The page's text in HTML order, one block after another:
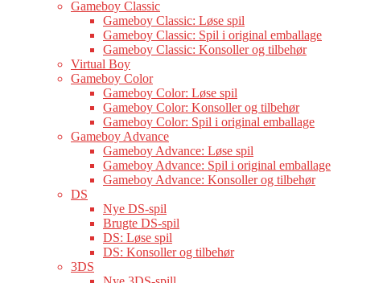
Gameboy Classic
Gameboy Classic: Løse spil
Gameboy Classic: Spil i original emballage
Gameboy Classic: Konsoller og tilbehør
Virtual Boy
Gameboy Color
Gameboy Color: Løse spil
Gameboy Color: Konsoller og tilbehør
Gameboy Color: Spil i original emballage
Gameboy Advance
Gameboy Advance: Løse spil
Gameboy Advance: Spil i original emballage
Gameboy Advance: Konsoller og tilbehør
DS
Nye DS-spil
Brugte DS-spil
DS: Løse spil
DS: Konsoller og tilbehør
3DS